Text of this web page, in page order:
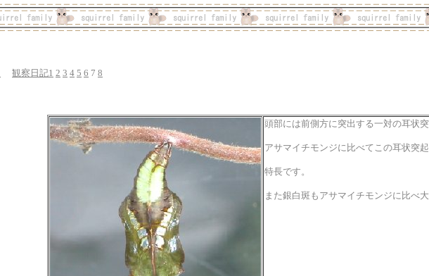
観察日記1 2 3 4 5 6 7 8
頭部には前側方に突出する一対の耳状突
アサマイチモンジに比べてこの耳状突
特長です。
また銀白斑もアサマイチモンジに比べ大